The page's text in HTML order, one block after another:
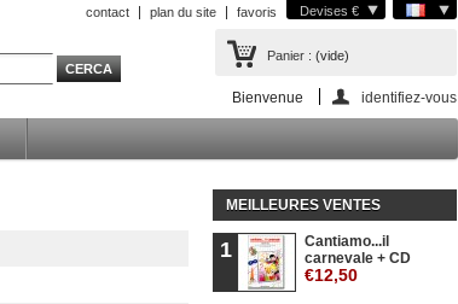
Devises €
contact plan du site favoris
Panier : (vide)
Bienvenue identifiez-vous
MEILLEURES VENTES
1
Cantiamo...il
carnevale + CD
€12,50